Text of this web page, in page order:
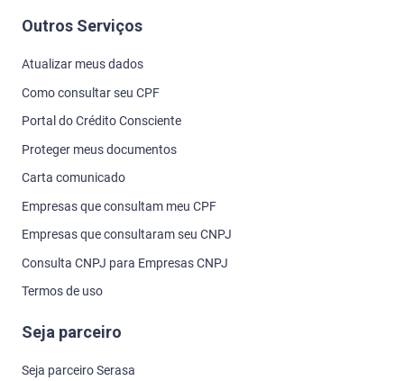
Outros Serviços
Atualizar meus dados
Como consultar seu CPF
Portal do Crédito Consciente
Proteger meus documentos
Carta comunicado
Empresas que consultam meu CPF
Empresas que consultaram seu CNPJ
Consulta CNPJ para Empresas CNPJ
Termos de uso
Seja parceiro
Seja parceiro Serasa